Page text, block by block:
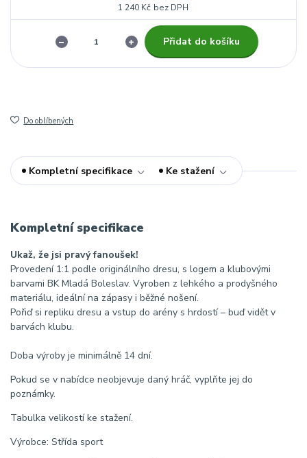
1 240 Kč bez DPH
Přidat do košíku
Do oblíbených
Kompletní specifikace Ke stažení
Kompletní specifikace
Ukaž, že jsi pravý fanoušek!
Provedení 1:1 podle originálního dresu, s logem a klubovými
barvami BK Mladá Boleslav. Vyroben z lehkého a prodyšného
materiálu, ideální na zápasy i běžné nošení.
Pořiď si repliku dresu a vstup do arény s hrdostí – buď vidět v
barvách klubu.
Doba výroby je minimálně 14 dní.
Pokud se v nabídce neobjevuje daný hráč, vyplňte jej do
poznámky.
Tabulka velikostí ke stažení.
Výrobce: Střída sport